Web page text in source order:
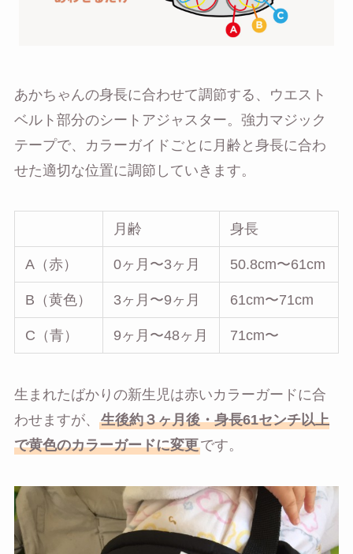
あかちゃんの身長に合わせて調節する、ウエスト
ベルト部分のシートアジャスター。強力マジック
テープで、カラーガイドごとに月齢と身長に合わ
せた適切な位置に調節していきます。
月齢 身長
A（赤） 0ヶ月〜3ヶ月 50.8cm〜61cm
B（黄色） 3ヶ月〜9ヶ月 61cm〜71cm
C（青） 9ヶ月〜48ヶ月 71cm〜
生まれたばかりの新生児は赤いカラーガードに合
わせますが、 生後約３ヶ月後・身長61センチ以上
で黄色のカラーガードに変更です。